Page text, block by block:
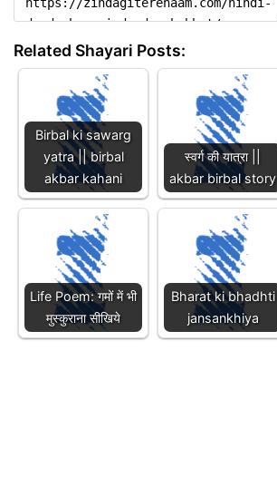
Related Shayari Posts:
Birbal ki sawarg
yatra || birbal
akbar kahani
स्वर्ग की यात्रा ||
akbar birbal story
Life Poem: गमों में भी
मुस्कुराना सीखिये
Bharat ki bhadhti
jansankhiya